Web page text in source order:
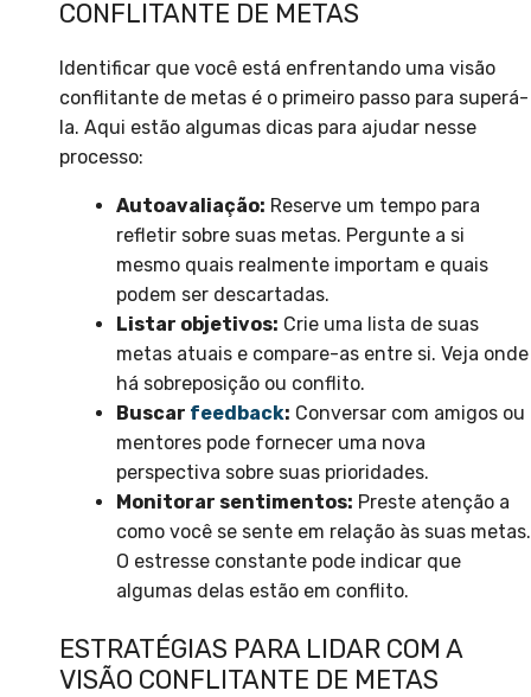
CONFLITANTE DE METAS
Identificar que você está enfrentando uma visão
conflitante de metas é o primeiro passo para superá-
la. Aqui estão algumas dicas para ajudar nesse
processo:
Autoavaliação: Reserve um tempo para
refletir sobre suas metas. Pergunte a si
mesmo quais realmente importam e quais
podem ser descartadas.
Listar objetivos: Crie uma lista de suas
metas atuais e compare-as entre si. Veja onde
há sobreposição ou conflito.
Buscar feedback: Conversar com amigos ou
mentores pode fornecer uma nova
perspectiva sobre suas prioridades.
Monitorar sentimentos: Preste atenção a
como você se sente em relação às suas metas.
O estresse constante pode indicar que
algumas delas estão em conflito.
ESTRATÉGIAS PARA LIDAR COM A
VISÃO CONFLITANTE DE METAS